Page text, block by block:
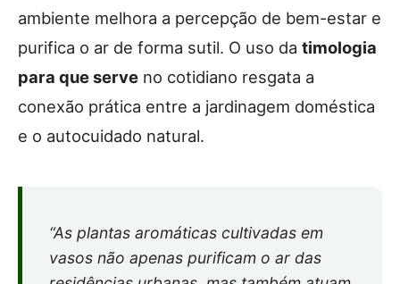
ambiente melhora a percepção de bem-estar e
purifica o ar de forma sutil. O uso da timologia
para que serve no cotidiano resgata a
conexão prática entre a jardinagem doméstica
e o autocuidado natural.
“As plantas aromáticas cultivadas em
vasos não apenas purificam o ar das